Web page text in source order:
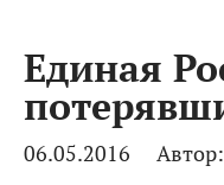
Единая
06.05.2016 Автор: